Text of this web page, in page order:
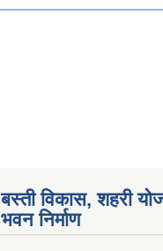
बस्ती विकास, शहरी
भवन निर्माण